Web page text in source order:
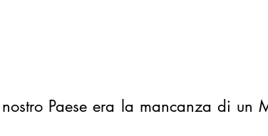
Paese era la mancanza di un